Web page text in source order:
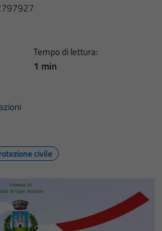
Tempo di lettura:
1 min
civile